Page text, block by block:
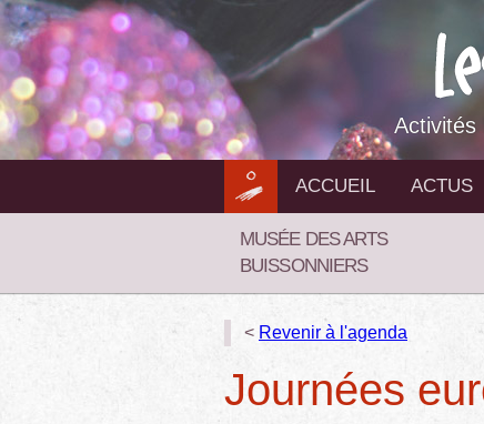
Aller
au
contenu
Activités
ACCUEIL ACTUS
MUSÉE DES ARTS
BUISSONNIERS
< Revenir à l'agenda
Journées